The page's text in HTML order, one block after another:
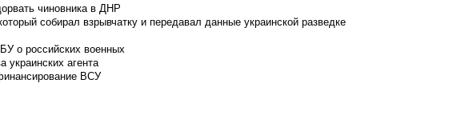
чиновника в ДНР
собирал взрывчатку и передавал данные украинской разведке
о российских военных
агента
ВСУ